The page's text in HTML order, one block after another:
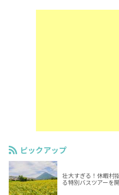
ピックアップ
壮大すぎる！休暇村
る特別バスツアーを